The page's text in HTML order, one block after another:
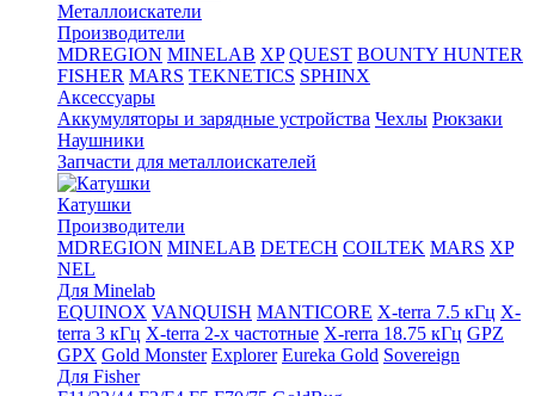
Металлоискатели
Производители
MDREGION MINELAB XP QUEST BOUNTY HUNTER
FISHER MARS TEKNETICS SPHINX
Аксессуары
Аккумуляторы и зарядные устройства Чехлы Рюкзаки
Наушники
Запчасти для металлоискателей
Катушки
Производители
MDREGION MINELAB DETECH COILTEK MARS XP
NEL
Для Minelab
EQUINOX VANQUISH MANTICORE X-terra 7.5 кГц X-
terra 3 кГц X-terra 2-х частотные X-rerra 18.75 кГц GPZ
GPX Gold Monster Explorer Eureka Gold Sovereign
Для Fisher